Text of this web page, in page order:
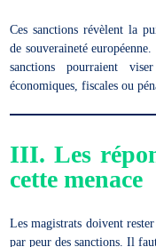
Ces sanctions révèlent la
de souveraineté
sanctions pourraient
économiques, fiscales ou
III.Les
cette menace
Les magistrats doivent
par peur des sanctions. Il